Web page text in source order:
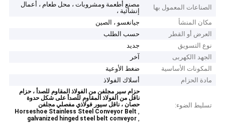
الصناعات المعمول بها
مصنع أطعمة ومشروبات ، محل طعام ، أعمال
إنشائية ،
مكان المنشأ
جيانغسو ، الصين
العرض أو القطر
حسب الطلب
نوع التسويق
جديد
الجهد االكهربى
آخر
المكونات الأساسية
ضغط الأوعية
مادة الحزام
أسلاك الفولاذ
تسليط الضوء:
حزام سير مجلفن من الفولاذ المقاوم للصدأ ، حزام
ناقل من الفولاذ المقاوم للصدأ على شكل حدوة
حصان ، ناقل سيور فولاذي مفصلي مجلفن
,
Horseshoe Stainless Steel Conveyor Belt
,
galvanized hinged steel belt conveyor